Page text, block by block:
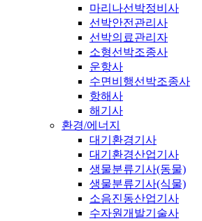
마리나선박정비사
선박안전관리사
선박의료관리자
소형선박조종사
운항사
수면비행선박조종사
항해사
해기사
환경/에너지
대기환경기사
대기환경산업기사
생물분류기사(동물)
생물분류기사(식물)
소음진동산업기사
수자원개발기술사